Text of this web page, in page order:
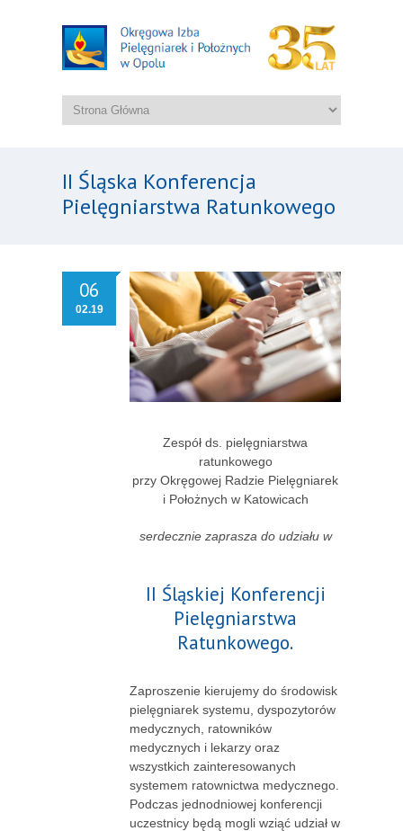
II Śląska Konferencja
Pielęgniarstwa Ratunkowego
06
02.19
Zespół ds. pielęgniarstwa
ratunkowego
przy Okręgowej Radzie Pielęgniarek
i Położnych w Katowicach
serdecznie zaprasza do udziału w
II Śląskiej Konferencji
Pielęgniarstwa
Ratunkowego.
Zaproszenie kierujemy do środowisk
pielęgniarek systemu, dyspozytorów
medycznych, ratowników
medycznych i lekarzy oraz
wszystkich zainteresowanych
systemem ratownictwa medycznego.
Podczas jednodniowej konferencji
uczestnicy będą mogli wziąć udział w